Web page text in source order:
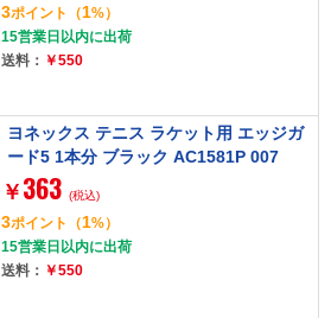
3ポイント （1%）
15営業日以内に出荷
送料： ￥550
ヨネックス テニス ラケット用 エッジガ
ード5 1本分 ブラック AC1581P 007
￥ 363 (税込)
3ポイント （1%）
15営業日以内に出荷
送料： ￥550